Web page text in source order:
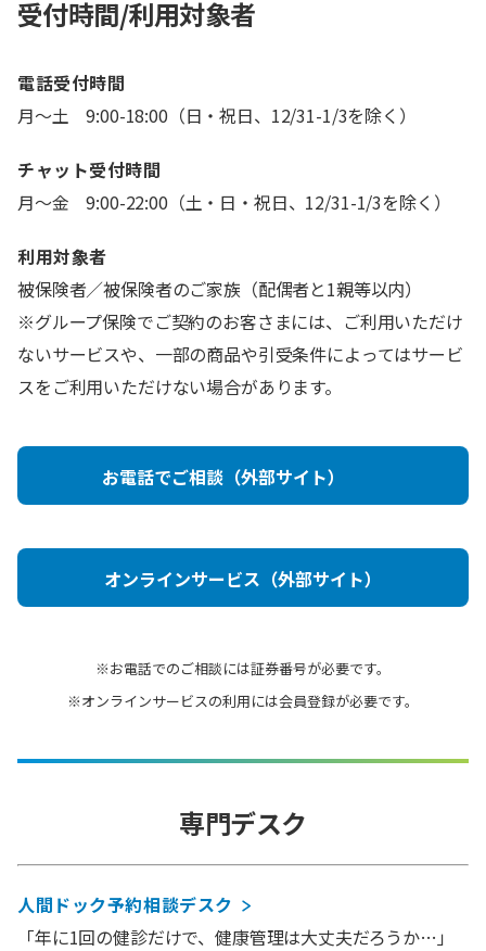
受付時間/利用対象者
電話受付時間
月～土 9:00-18:00（日・祝日、12/31-1/3を除く）
チャット受付時間
月～金 9:00-22:00（土・日・祝日、12/31-1/3を除く）
利用対象者
被保険者／被保険者のご家族（配偶者と1親等以内）
※グループ保険でご契約のお客さまには、ご利用いただけ
ないサービスや、一部の商品や引受条件によってはサービ
スをご利用いただけない場合があります。
お電話でご相談（外部サイト）
オンラインサービス（外部サイト）
※お電話でのご相談には証券番号が必要です。
※オンラインサービスの利用には会員登録が必要です。
専門デスク
人間ドック予約相談デスク
「年に1回の健診だけで、健康管理は大丈夫だろうか…」